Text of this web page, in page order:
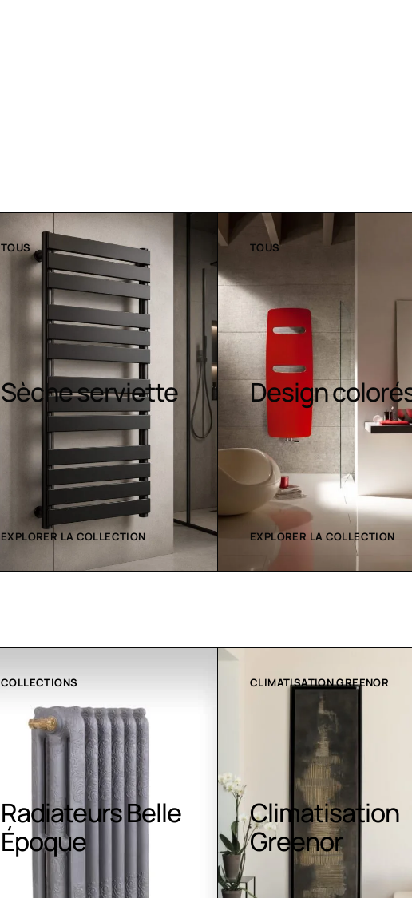
TOUS
Design colorés
EXPLORER LA COLLECTION
TOUS
Sèche-
serviettes
EXPLORER LA COLLECTION
CLIMATISATION GREENOR
Climatisation
Greenor
COLLECTION LT
Luminaires LED